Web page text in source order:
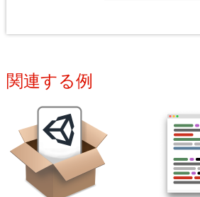
関連する例